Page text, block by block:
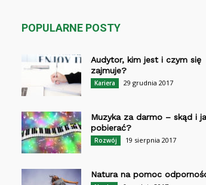
POPULARNE POSTY
Audytor, kim jest i czym się
zajmuje?
Kariera 29 grudnia 2017
Muzyka za darmo – skąd i
pobierać?
Rozwój 19 sierpnia 2017
Natura na pomoc